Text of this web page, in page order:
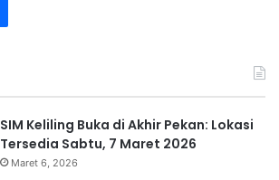
SIM Keliling Buka di Akhir Pekan: Lokasi
Tersedia Sabtu, 7 Maret 2026
Maret 6, 2026